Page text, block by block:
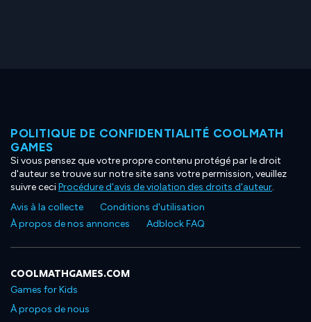
POLITIQUE DE CONFIDENTIALITÉ COOLMATH
GAMES
Si vous pensez que votre propre contenu protégé par le droit
d'auteur se trouve sur notre site sans votre permission, veuillez
suivre ceciProcédure d'avis de violation des droits d'auteur.
Avis à la collecte
Conditions d'utilisation
À propos de nos annonces
Adblock FAQ
COOLMATHGAMES.COM
Games for Kids
À propos de nous